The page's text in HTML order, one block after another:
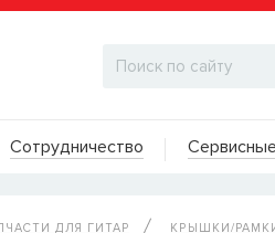
ДИЛЕРСКИЙ ОТДЕЛ
Сотрудничество
ДЛЯ ГИТАР КРЫШКИ/